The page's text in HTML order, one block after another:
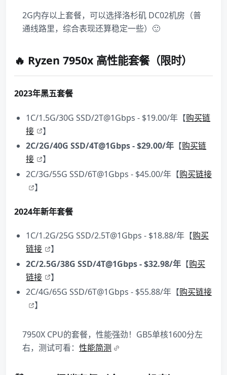
2G内存以上套餐，可以选择洛杉矶 DC02机房（普
通线路里，综合表现还算稳定一些）🙂
🔥 Ryzen 7950x 高性能套餐（限时）
2023年黑五套餐
1C/1.5G/30G SSD/2T@1Gbps - $19.00/年【购买链
接
】
2C/2G/40G SSD/4T@1Gbps - $29.00/年 【购买链
接
】
2C/3G/55G SSD/6T@1Gbps - $45.00/年【购买链接
】
2024年新年套餐
1C/1.2G/25G SSD/2.5T@1Gbps - $18.88/年【购买
链接
】
2C/2.5G/38G SSD/4T@1Gbps - $32.98/年 【购买
链接
】
2C/4G/65G SSD/6T@1Gbps - $55.88/年【购买链接
】
7950X CPU的套餐，性能强劲！GB5单核1600分左
右，测试可看： 性能简测